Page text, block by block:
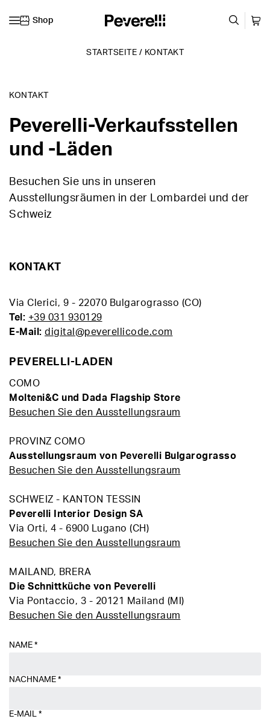
Shop
STARTSEITE / KONTAKT
KONTAKT
Peverelli-Verkaufsstellen
und -Läden
Besuchen Sie uns in unseren
Ausstellungsräumen in der Lombardei und der
Schweiz
KONTAKT
Via Clerici, 9 - 22070 Bulgarograsso (CO)
Tel: +39 031 930129
E-Mail: digital@peverellicode.com
PEVERELLI-LADEN
COMO
Molteni&C und Dada Flagship Store
Besuchen Sie den Ausstellungsraum
PROVINZ COMO
Ausstellungsraum von Peverelli Bulgarograsso
Besuchen Sie den Ausstellungsraum
SCHWEIZ - KANTON TESSIN
Peverelli Interior Design SA
Via Orti, 4 - 6900 Lugano (CH)
Besuchen Sie den Ausstellungsraum
MAILAND, BRERA
Die Schnittküche von Peverelli
Via Pontaccio, 3 - 20121 Mailand (MI)
Besuchen Sie den Ausstellungsraum
NAME *
NACHNAME *
E-MAIL *